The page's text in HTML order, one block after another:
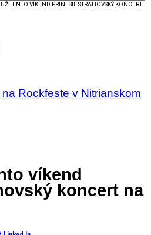
UŽ TENTO VÍKEND PRINESIE STRAHOVSKÝ KONCERT
Rockfeste v Nitrianskom
víkend
koncert na